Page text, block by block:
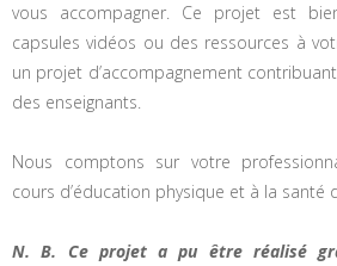
vous accompagner. Ce projet est
capsules vidéos ou des ressources à
un projet d’accompagnement
des enseignants.
Nous comptons sur votre
cours d’éducation physique et à la santé
N. B. Ce projet a pu être réalisé